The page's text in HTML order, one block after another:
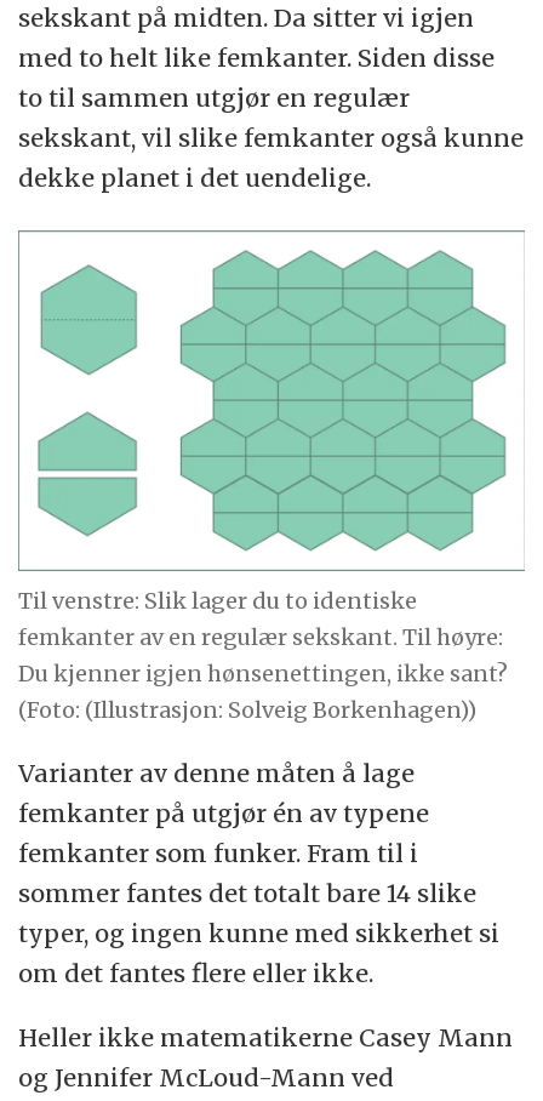
sekskant på midten. Da sitter vi igjen
med to helt like femkanter. Siden disse
to til sammen utgjør en regulær
sekskant, vil slike femkanter også kunne
dekke planet i det uendelige.
Til venstre: Slik lager du to identiske
femkanter av en regulær sekskant. Til høyre:
Du kjenner igjen hønsenettingen, ikke sant?
(Foto: (Illustrasjon: Solveig Borkenhagen))
Varianter av denne måten å lage
femkanter på utgjør én av typene
femkanter som funker. Fram til i
sommer fantes det totalt bare 14 slike
typer, og ingen kunne med sikkerhet si
om det fantes flere eller ikke.
Heller ikke matematikerne Casey Mann
og Jennifer McLoud-Mann ved